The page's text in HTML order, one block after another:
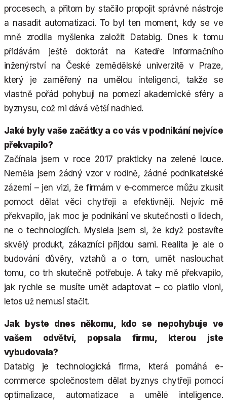
procesech, a přitom by stačilo propojit správné nástroje
a nasadit automatizaci. To byl ten moment, kdy se ve
mně zrodila myšlenka založit Databig. Dnes k tomu
přidávám ještě doktorát na Katedře informačního
inženýrství na České zemědělské univerzitě v Praze,
který je zaměřený na umělou inteligenci, takže se
vlastně pořád pohybuji na pomezí akademické sféry a
byznysu, což mi dává větší nadhled.
Jaké byly vaše začátky a co vás v podnikání nejvíce
překvapilo?
Začínala jsem v roce 2017 prakticky na zelené louce.
Neměla jsem žádný vzor v rodině, žádné podnikatelské
zázemí – jen vizi, že firmám v e-commerce můžu zkusit
pomoct dělat věci chytřeji a efektivněji. Nejvíc mě
překvapilo, jak moc je podnikání ve skutečnosti o lidech,
ne o technologiích. Myslela jsem si, že když postavíte
skvělý produkt, zákazníci přijdou sami. Realita je ale o
budování důvěry, vztahů a o tom, umět naslouchat
tomu, co trh skutečně potřebuje. A taky mě překvapilo,
jak rychle se musíte umět adaptovat – co platilo vloni,
letos už nemusí stačit.
Jak byste dnes někomu, kdo se nepohybuje ve
vašem odvětví, popsala firmu, kterou jste
vybudovala?
Databig je technologická firma, která pomáhá e-
commerce společnostem dělat byznys chytřeji pomocí
optimalizace, automatizace a umělé inteligence.